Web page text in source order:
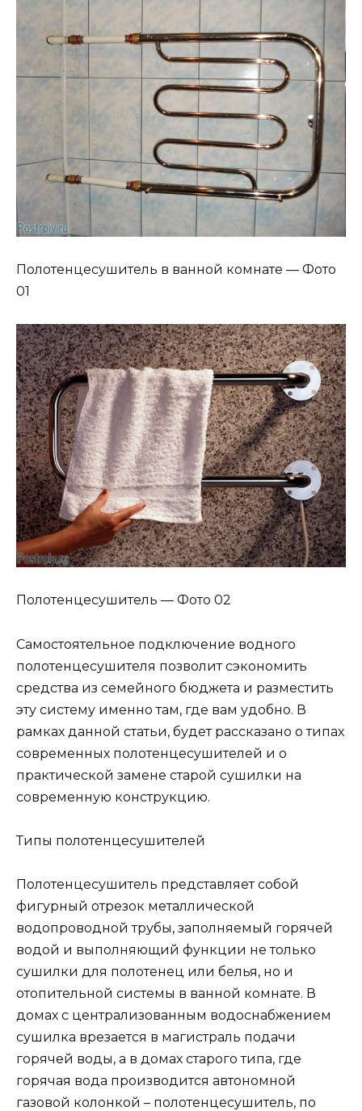
Полотенцесушитель в ванной комнате — Фото
01
Полотенцесушитель — Фото 02
Самостоятельное подключение водного
полотенцесушителя позволит сэкономить
средства из семейного бюджета и разместить
эту систему именно там, где вам удобно. В
рамках данной статьи, будет рассказано о типах
современных полотенцесушителей и о
практической замене старой сушилки на
современную конструкцию.
Типы полотенцесушителей
Полотенцесушитель представляет собой
фигурный отрезок металлической
водопроводной трубы, заполняемый горячей
водой и выполняющий функции не только
сушилки для полотенец или белья, но и
отопительной системы в ванной комнате. В
домах с централизованным водоснабжением
сушилка врезается в магистраль подачи
горячей воды, а в домах старого типа, где
горячая вода производится автономной
газовой колонкой – полотенцесушитель, по